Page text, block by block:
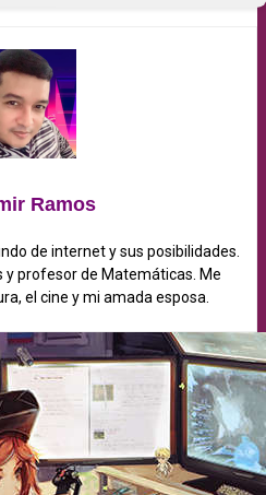
Ramos
de internet y sus posibilidades.
y profesor de Matemáticas. Me
el cine y mi amada esposa.